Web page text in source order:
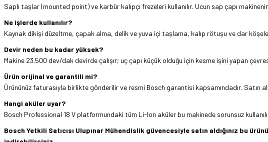
Saplı taşlar (mounted point) ve karbür kalıpçı frezeleri kullanılır. Ucun sap çapı
Ne işlerde kullanılır?
Kaynak dikişi düzeltme, çapak alma, delik ve yuva içi taşlama, kalıp rötuşu ve dar
Devir neden bu kadar yüksek?
Makine 23.500 dev/dak devirde çalışır; uç çapı küçük olduğu için kesme işini yapan
Ürün orijinal ve garantili mi?
Ürününüz faturasıyla birlikte gönderilir ve resmi Bosch garantisi kapsamındadır.
Hangi aküler uyar?
Bosch Professional 18 V platformundaki tüm Li-Ion aküler bu makinede sorunsuz
Bosch Yetkili Satıcısı Ulupınar Mühendislik güvencesiyle satın aldığınız bu